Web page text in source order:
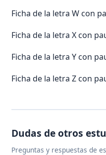
Ficha de la letra W con
Ficha de la letra X con
Ficha de la letra Y con
Ficha de la letra Z con
Dudas de otros
Preguntas y respuestas de